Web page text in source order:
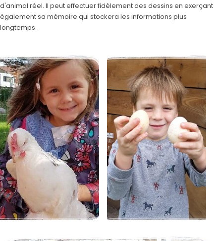
d'animal réel. Il peut effectuer fidèlement des dessins en exerçant
également sa mémoire qui stockera les informations plus
longtemps.